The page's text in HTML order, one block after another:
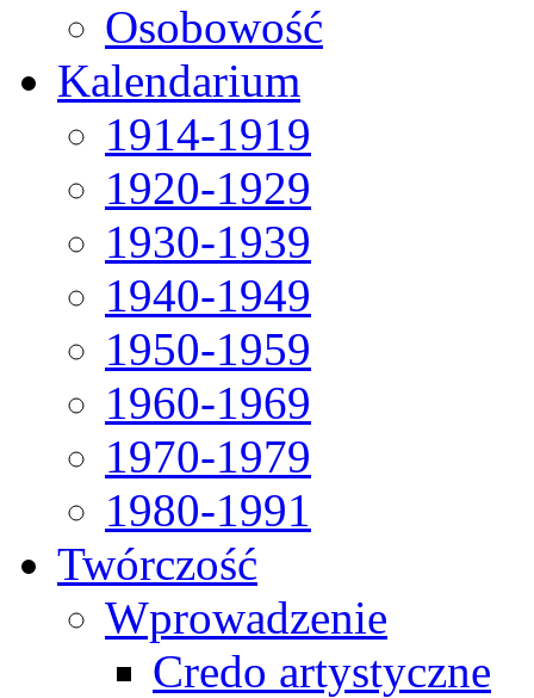
Osobowość
Kalendarium
1914-1919
1920-1929
1930-1939
1940-1949
1950-1959
1960-1969
1970-1979
1980-1991
Twórczość
Wprowadzenie
Credo artystyczne